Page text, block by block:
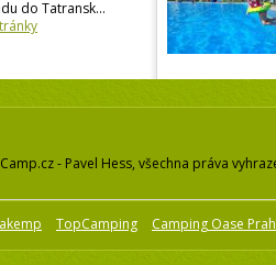
do Tatransk...
- Pavel Hess, všechna práva
TopCamping Camping Oase